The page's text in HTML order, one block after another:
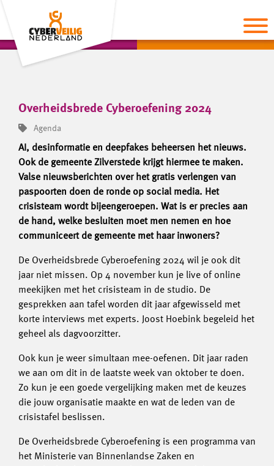
Overheidsbrede Cyberoefening 2024
Agenda
AI, desinformatie en deepfakes beheersen het nieuws.
Ook de gemeente Zilverstede krijgt hiermee te maken.
Valse nieuwsberichten over het gratis verlengen van
paspoorten doen de ronde op social media. Het
crisisteam wordt bijeengeroepen. Wat is er precies aan
de hand, welke besluiten moet men nemen en hoe
communiceert de gemeente met haar inwoners?
De Overheidsbrede Cyberoefening 2024 wil je ook dit
jaar niet missen. Op 4 november kun je live of online
meekijken met het crisisteam in de studio. De
gesprekken aan tafel worden dit jaar afgewisseld met
korte interviews met experts. Joost Hoebink begeleid het
geheel als dagvoorzitter.
Ook kun je weer simultaan mee-oefenen. Dit jaar raden
we aan om dit in de laatste week van oktober te doen.
Zo kun je een goede vergelijking maken met de keuzes
die jouw organisatie maakte en wat de leden van de
crisistafel beslissen.
De Overheidsbrede Cyberoefening is een programma van
het Ministerie van Binnenlandse Zaken en